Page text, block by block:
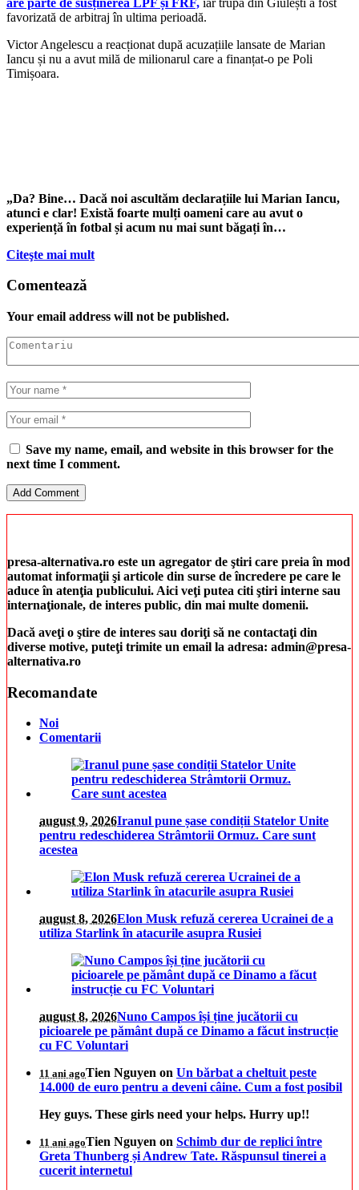
favorizată de arbitraj în ultima perioadă.
Victor Angelescu a reacționat după acuzațiile lansate de Marian
Iancu și nu a avut milă de milionarul care a finanțat-o pe Poli
Timișoara.
„Da? Bine… Dacă noi ascultăm declarațiile lui Marian Iancu,
atunci e clar! Există foarte mulți oameni care au avut o
experiență în fotbal și acum nu mai sunt băgați în…
Citeşte mai mult
Comentează
Your email address will not be published.
Save my name, email, and website in this browser for the
next time I comment.
presa-alternativa.ro este un agregator de ştiri care preia în mod
automat informaţii şi articole din surse de încredere pe care le
aduce în atenţia publicului. Aici veţi putea citi ştiri interne sau
internaţionale, de interes public, din mai multe domenii.
Dacă aveţi o ştire de interes sau doriţi să ne contactaţi din
diverse motive, puteţi trimite un email la adresa: admin@presa-
alternativa.ro
Recomandate
Noi
Comentarii
august 9, 2026Iranul pune șase condiții Statelor Unite
pentru redeschiderea Strâmtorii Ormuz. Care sunt
acestea
august 8, 2026Elon Musk refuză cererea Ucrainei de a
utiliza Starlink în atacurile asupra Rusiei
august 8, 2026Nuno Campos își ține jucătorii cu
picioarele pe pământ după ce Dinamo a făcut instrucție
cu FC Voluntari
11 ani agoTien Nguyen on Un bărbat a cheltuit peste
14.000 de euro pentru a deveni câine. Cum a fost posibil
Hey guys. These girls need your helps. Hurry up!!
11 ani agoTien Nguyen on Schimb dur de replici între
Greta Thunberg și Andrew Tate. Răspunsul tinerei a
cucerit internetul